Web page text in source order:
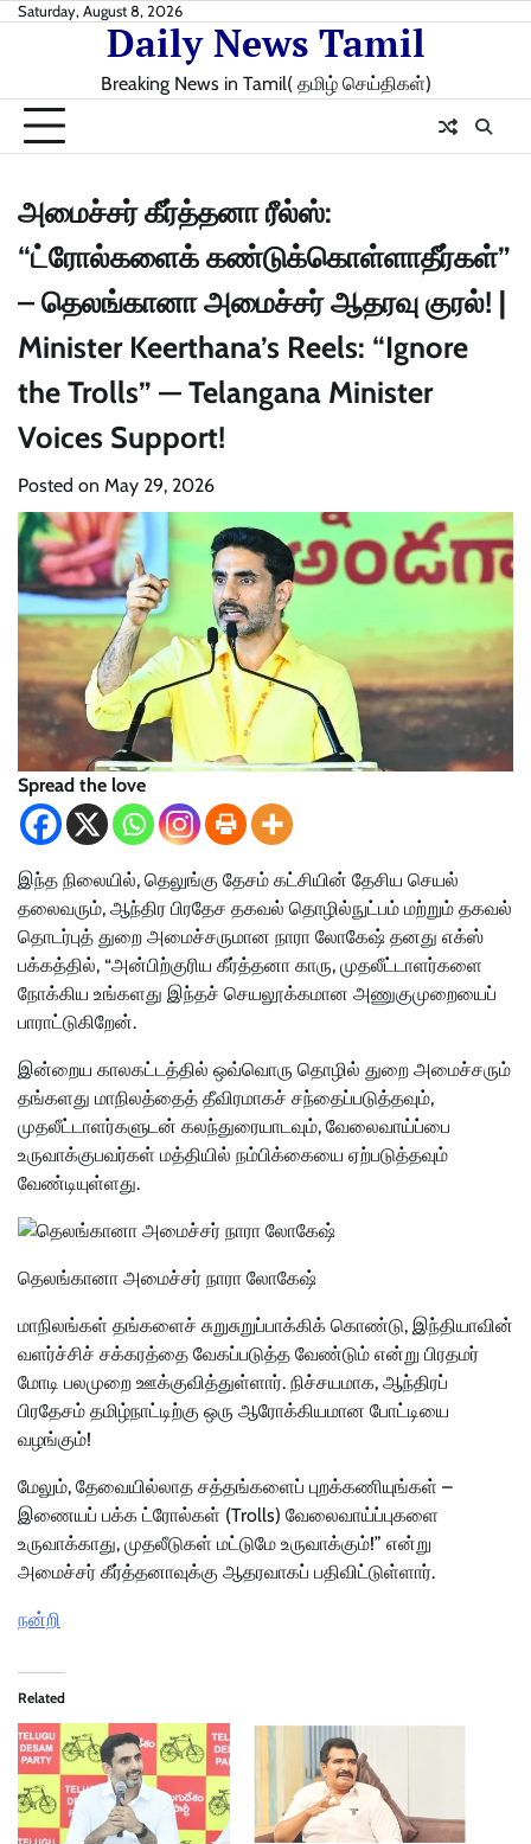
SkipSaturday, August 8, 2026
Daily News Tamil
Breaking News in Tamil( தமிழ் செய்திகள்)
அமைச்சர் கீர்த்தனா ரீல்ஸ்:
“ட்ரோல்களைக் கண்டுக்கொள்ளாதீர்கள்”
– தெலங்கானா அமைச்சர் ஆதரவு குரல்! |
Minister Keerthana’s Reels: “Ignore
the Trolls” — Telangana Minister
Voices Support!
Posted on May 29, 2026
Spread the love
இந்த நிலையில், தெலுங்கு தேசம் கட்சியின் தேசிய செயல்
தலைவரும், ஆந்திர பிரதேச தகவல் தொழில்நுட்பம் மற்றும் தகவல்
தொடர்புத் துறை அமைச்சருமான நாரா லோகேஷ் தனது எக்ஸ்
பக்கத்தில், “அன்பிற்குரிய கீர்த்தனா காரு, முதலீட்டாளர்களை
நோக்கிய உங்களது இந்தச் செயலூக்கமான அணுகுமுறையைப்
பாராட்டுகிறேன்.
இன்றைய காலகட்டத்தில் ஒவ்வொரு தொழில் துறை அமைச்சரும்
தங்களது மாநிலத்தைத் தீவிரமாகச் சந்தைப்படுத்தவும்,
முதலீட்டாளர்களுடன் கலந்துரையாடவும், வேலைவாய்ப்பை
உருவாக்குபவர்கள் மத்தியில் நம்பிக்கையை ஏற்படுத்தவும்
வேண்டியுள்ளது.
தெலங்கானா அமைச்சர் நாரா லோகேஷ்
மாநிலங்கள் தங்களைச் சுறுசுறுப்பாக்கிக் கொண்டு, இந்தியாவின்
வளர்ச்சிச் சக்கரத்தை வேகப்படுத்த வேண்டும் என்று பிரதமர்
மோடி பலமுறை ஊக்குவித்துள்ளார். நிச்சயமாக, ஆந்திரப்
பிரதேசம் தமிழ்நாட்டிற்கு ஒரு ஆரோக்கியமான போட்டியை
வழங்கும்!
மேலும், தேவையில்லாத சத்தங்களைப் புறக்கணியுங்கள் –
இணையப் பக்க ட்ரோல்கள் (Trolls) வேலைவாய்ப்புகளை
உருவாக்காது, முதலீடுகள் மட்டுமே உருவாக்கும்!” என்று
அமைச்சர் கீர்த்தனாவுக்கு ஆதரவாகப் பதிவிட்டுள்ளார்.
நன்றி
Related